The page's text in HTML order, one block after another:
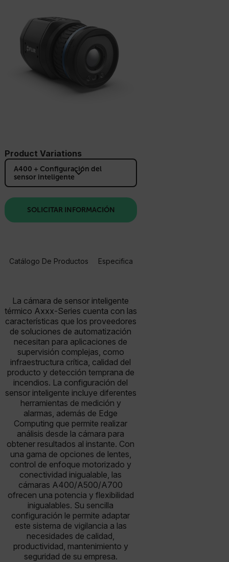
Product Variations
A400 + Configuración del
sensor inteligente
SOLICITAR INFORMACIÓN
Catálogo De Productos Especificaciones
La cámara de sensor inteligente
térmico Axxx-Series cuenta con las
características que los proveedores
de soluciones de automatización
necesitan para aplicaciones de
supervisión complejas, como
infraestructura crítica, calidad del
producto y detección temprana de
incendios. La configuración del
sensor inteligente incluye diferentes
herramientas de medición y
alarmas, además de Edge
Computing que permite realizar
análisis desde la cámara para
obtener resultados al instante. Con
una gama de opciones de lentes,
control de enfoque motorizado y
conectividad inigualable, las
cámaras A400/A500/A700
ofrecen una potencia y flexibilidad
inigualables. Su sencilla
configuración le permite adaptar
este sistema de vigilancia a las
necesidades de calidad,
productividad, mantenimiento y
seguridad de su empresa.